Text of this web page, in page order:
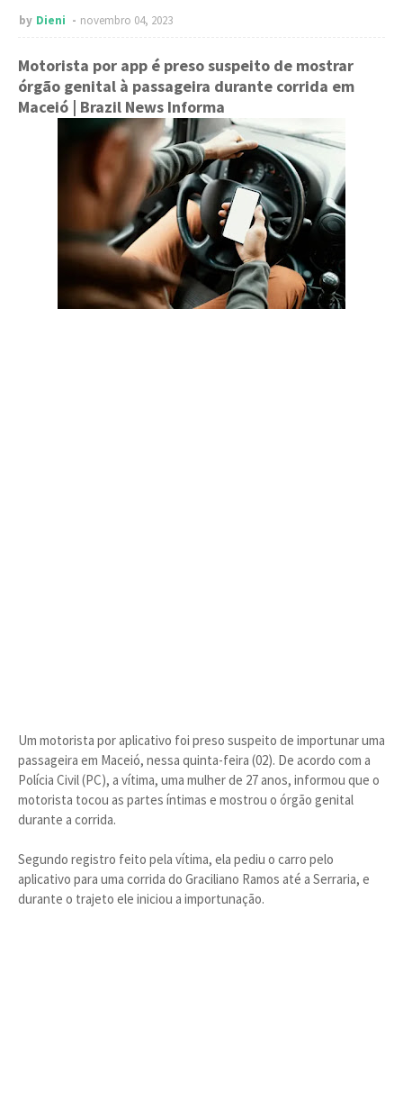
by Dieni novembro 04, 2023
Motorista por app é preso suspeito de mostrar
órgão genital à passageira durante corrida em
Maceió | Brazil News Informa
Um motorista por aplicativo foi preso suspeito de importunar uma
passageira em Maceió, nessa quinta-feira (02). De acordo com a
Polícia Civil (PC), a vítima, uma mulher de 27 anos, informou que o
motorista tocou as partes íntimas e mostrou o órgão genital
durante a corrida.
Segundo registro feito pela vítima, ela pediu o carro pelo
aplicativo para uma corrida do Graciliano Ramos até a Serraria, e
durante o trajeto ele iniciou a importunação.